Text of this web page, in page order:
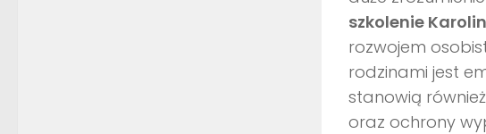
szkolenie
rozwojem
rodzinami jest
stanowią
oraz ochrony